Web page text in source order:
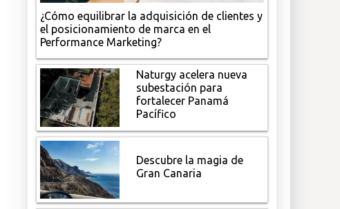
¿Cómo equilibrar la adquisición de clientes y
el posicionamiento de marca en el
Performance Marketing?
Naturgy acelera nueva
subestación para
fortalecer Panamá
Pacífico
Descubre la magia de
Gran Canaria